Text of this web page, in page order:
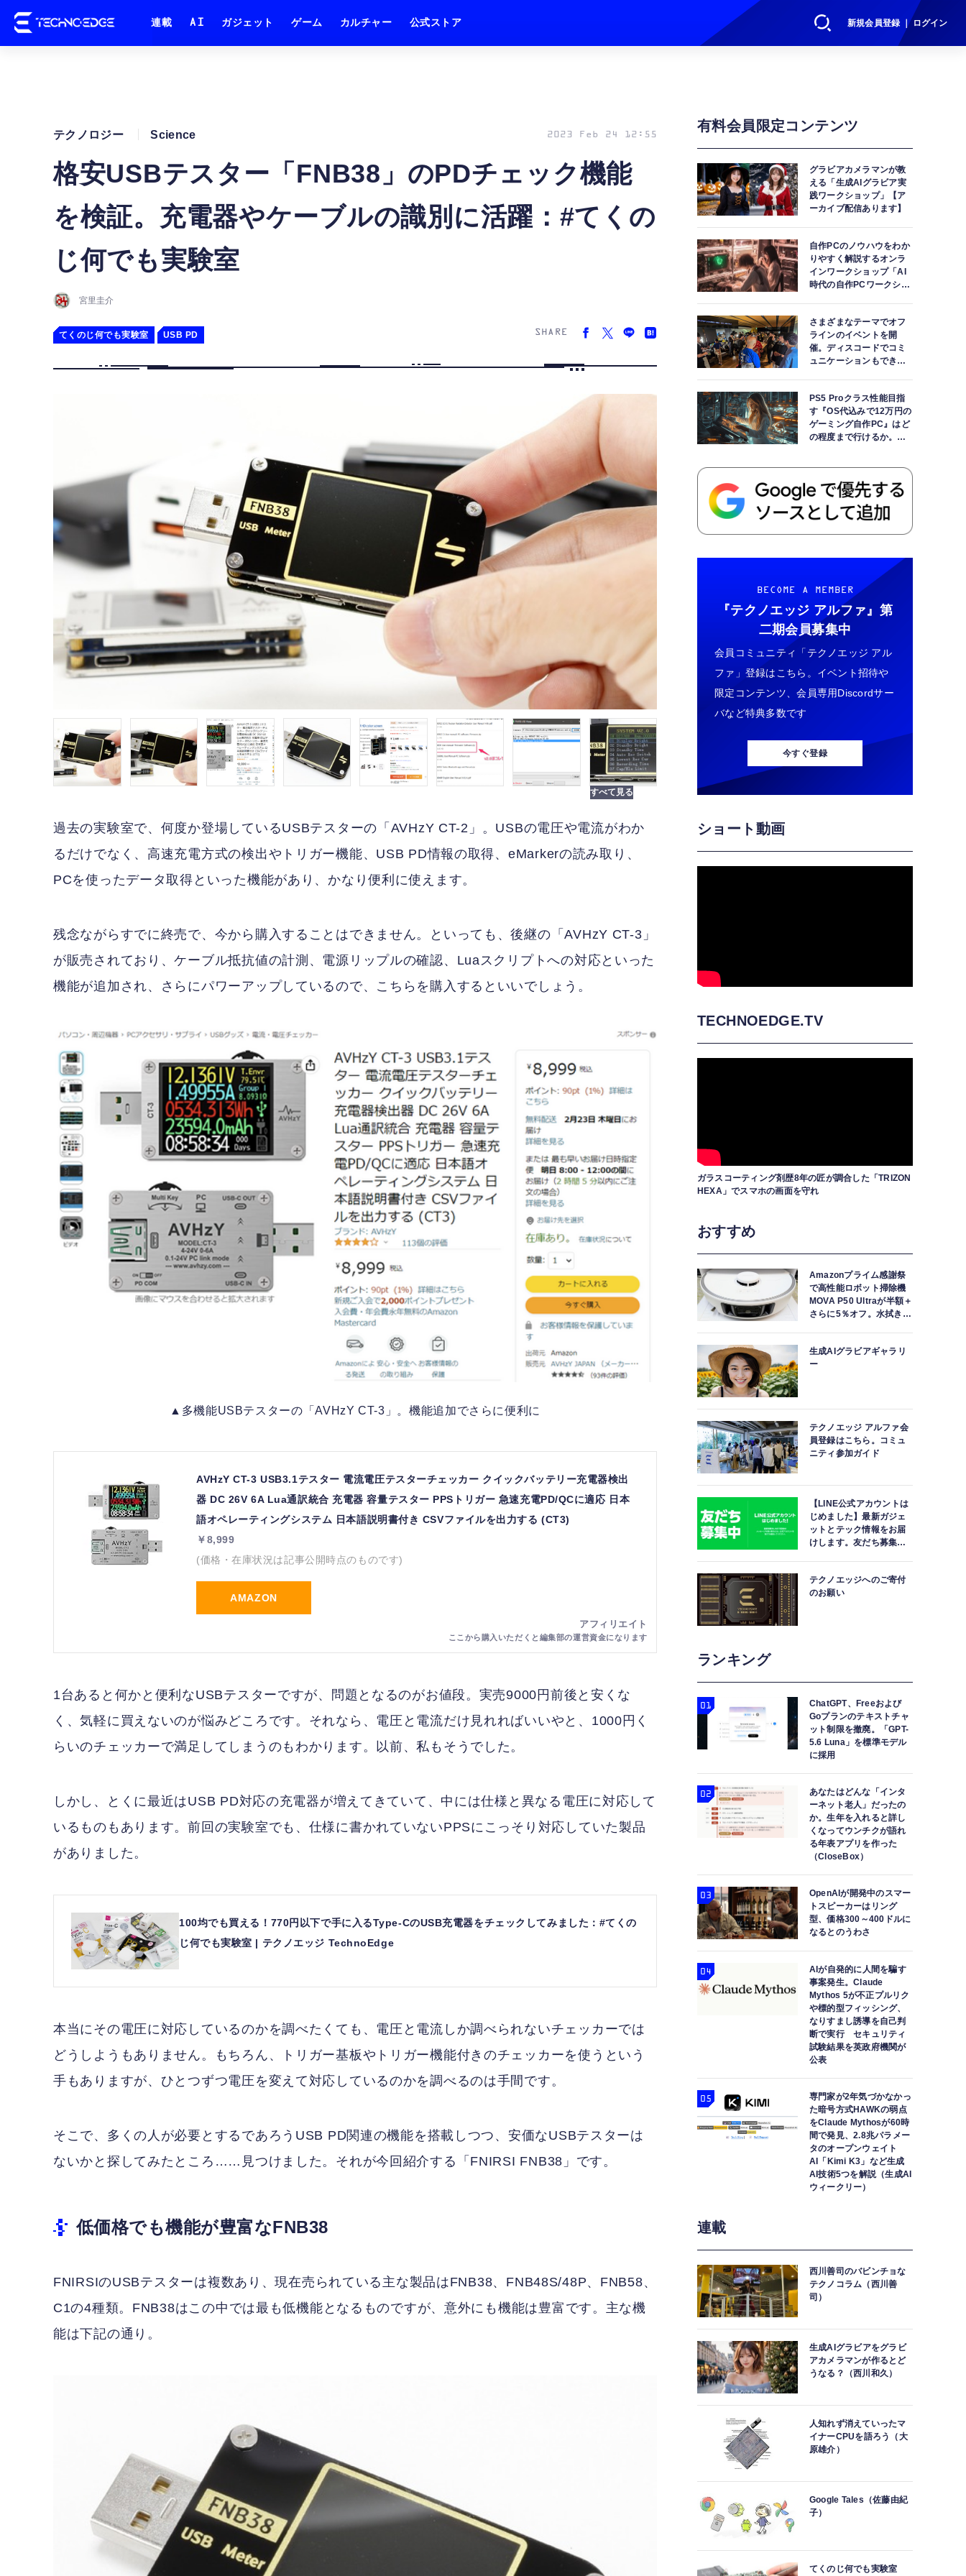
新規会員登録 ｜ ログイン
連載 AI ガジェット ゲーム カルチャー 公式ストア
格安USBテスター「FNB38」のPDチェック機能
を検証。充電器やケーブルの識別に活躍：#てくの
じ何でも実験室
テクノロジー Science 2023 Feb 24 12:55
宮里圭介
てくのじ何でも実験室 USB PD SHARE
過去の実験室で、何度か登場しているUSBテスターの「AVHzY CT-2」。USBの電圧や電流がわか
るだけでなく、高速充電方式の検出やトリガー機能、USB PD情報の取得、eMarkerの読み取り、
PCを使ったデータ取得といった機能があり、かなり便利に使えます。
残念ながらすでに終売で、今から購入することはできません。といっても、後継の「AVHzY CT-3」
が販売されており、ケーブル抵抗値の計測、電源リップルの確認、Luaスクリプトへの対応といった
機能が追加され、さらにパワーアップしているので、こちらを購入するといいでしょう。
▲多機能USBテスターの「AVHzY CT-3」。機能追加でさらに便利に
AVHzY CT-3 USB3.1テスター 電流電圧テスターチェッカー クイックバッテリー充電器検出
器 DC 26V 6A Lua通訳統合 充電器 容量テスター PPSトリガー 急速充電PD/QCに適応 日本
語オペレーティングシステム 日本語説明書付き CSVファイルを出力する (CT3)
￥8,999
(価格・在庫状況は記事公開時点のものです)
AMAZON
1台あると何かと便利なUSBテスターですが、問題となるのがお値段。実売9000円前後と安くな
く、気軽に買えないのが悩みどころです。それなら、電圧と電流だけ見れればいいやと、1000円く
らいのチェッカーで満足してしまうのもわかります。以前、私もそうでした。
しかし、とくに最近はUSB PD対応の充電器が増えてきていて、中には仕様と異なる電圧に対応して
いるものもあります。前回の実験室でも、仕様に書かれていないPPSにこっそり対応していた製品
がありました。
100均でも買える！770円以下で手に入るType-CのUSB充電器をチェックしてみました：#てくの
じ何でも実験室 | テクノエッジ TechnoEdge
本当にその電圧に対応しているのかを調べたくても、電圧と電流しか調べられないチェッカーでは
どうしようもありません。もちろん、トリガー基板やトリガー機能付きのチェッカーを使うという
手もありますが、ひとつずつ電圧を変えて対応しているのかを調べるのは手間です。
そこで、多くの人が必要とするであろうUSB PD関連の機能を搭載しつつ、安価なUSBテスターは
ないかと探してみたところ……見つけました。それが今回紹介する「FNIRSI FNB38」です。
低価格でも機能が豊富なFNB38
FNIRSIのUSBテスターは複数あり、現在売られている主な製品はFNB38、FNB48S/48P、FNB58、
C1の4種類。FNB38はこの中では最も低機能となるものですが、意外にも機能は豊富です。主な機
能は下記の通り。
有料会員限定コンテンツ
グラビアカメラマンが教
える「生成AIグラビア実
践ワークショップ」【ア
ーカイブ配信あります】
自作PCのノウハウをわか
りやすく解説するオンラ
インワークショップ「AI
時代の自作PCワークショ
さまざまなテーマでオフ
ラインのイベントを開
催。ディスコードでコミ
ュニケーションもできま
PS5 Proクラス性能目指
す『OS代込みで12万円の
ゲーミング自作PC』はど
の程度まで行けるか。
BECOME A MEMBER
『テクノエッジ アルファ』 第
二期会員募集中
会員コミュニティ「テクノエッジ アル
ファ」登録はこちら。イベント招待や
限定コンテンツ、会員専用Discordサー
バなど特典多数です
今すぐ登録
ショート動画
TECHNOEDGE.TV
ガラスコーティング剤歴8年の匠が調合した「TRIZON
HEXA」でスマホの画面を守れ
おすすめ
Amazonプライム感謝祭
で高性能ロボット掃除機
MOVA P50 Ultraが半額＋
さらに5％オフ。水拭きモ
生成AIグラビアギャラリ
ー
テクノエッジ アルファ会
員登録はこちら。コミュ
ニティ参加ガイド
【LINE公式アカウントは
じめました】最新ガジェ
ットとテック情報をお届
けします。友だち募集
テクノエッジへのご寄付
のお願い
ランキング
ChatGPT、Freeおよび
Goプランのテキストチャ
ット制限を撤廃。「GPT-
5.6 Luna」を標準モデル
に採用
あなたはどんな「インタ
ーネット老人」だったの
か。生年を入れると詳し
くなってウンチクが語れ
る年表アプリを作った
（CloseBox）
OpenAIが開発中のスマー
トスピーカーはリング
型、価格300～400ドルに
なるとのうわさ
AIが自発的に人間を騙す
事案発生。Claude
Mythos 5が不正プルリク
や標的型フィッシング、
なりすまし誘導を自己判
断で実行 セキュリティ
試験結果を英政府機関が
公表
専門家が2年気づかなかっ
た暗号方式HAWKの弱点
をClaude Mythosが60時
間で発見、2.8兆パラメー
タのオープンウェイト
AI「Kimi K3」など生成
AI技術5つを解説（生成AI
ウィークリー）
連載
西川善司のバビンチョな
テクノコラム（西川善
司）
生成AIグラビアをグラビ
アカメラマンが作るとど
うなる？（西川和久）
人知れず消えていったマ
イナーCPUを語ろう（大
原雄介）
Google Tales（佐藤由紀
子）
てくのじ何でも実験室